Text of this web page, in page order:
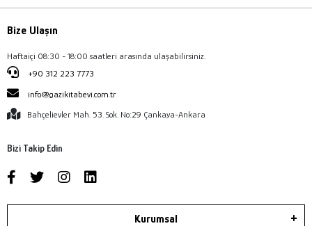
Bize Ulaşın
Haftaiçi 08:30 - 18:00 saatleri arasında ulaşabilirsiniz.
+90 312 223 7773
info@gazikitabevi.com.tr
Bahçelievler Mah. 53. Sok. No:29 Çankaya-Ankara
Bizi Takip Edin
Kurumsal